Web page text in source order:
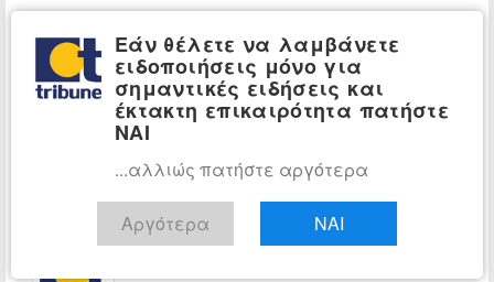
Εάν θέλετε να λαμβάνετε
ειδοποιήσεις μόνο για
σημαντικές ειδήσεις και
έκτακτη επικαιρότητα πατήστε
ΝΑΙ
...αλλιώς πατήστε αργότερα
Αργότερα ΝΑΙ